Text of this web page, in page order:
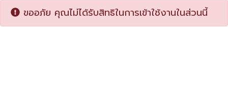
ขออภัย คุณไม่ได้รับสิทธิในการเข้าใช้งานในส่วนนี้